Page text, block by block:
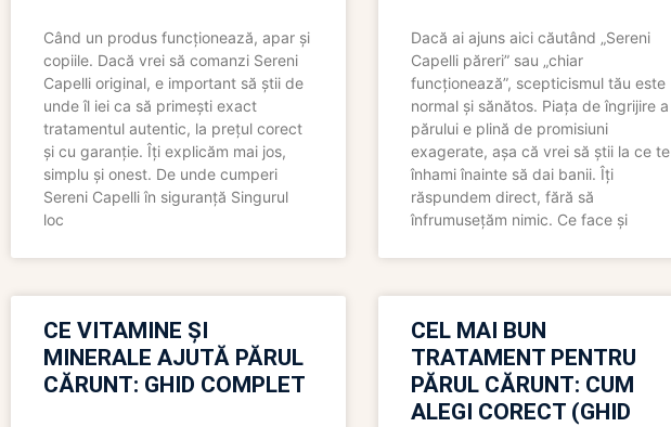
Când un produs funcționează, apar și
copiile. Dacă vrei să comanzi Sereni
Capelli original, e important să știi de
unde îl iei ca să primești exact
tratamentul autentic, la prețul corect
și cu garanție. Îți explicăm mai jos,
simplu și onest. De unde cumperi
Sereni Capelli în siguranță Singurul
loc
Dacă ai ajuns aici căutând „Sereni
Capelli păreri” sau „chiar
funcționează”, scepticismul tău este
normal și sănătos. Piața de îngrijire a
părului e plină de promisiuni
exagerate, așa că vrei să știi la ce te
înhami înainte să dai banii. Îți
răspundem direct, fără să
înfrumusețăm nimic. Ce face și
CE VITAMINE ȘI
MINERALE AJUTĂ PĂRUL
CĂRUNT: GHID COMPLET
CEL MAI BUN
TRATAMENT PENTRU
PĂRUL CĂRUNT: CUM
ALEGI CORECT (GHID